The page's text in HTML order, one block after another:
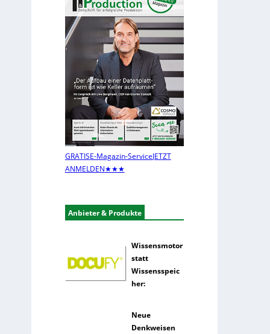
K
o
s
t
e
n
t
e
r
i
n
d
e
r
L
o
g
i
s
t
e
u
t
c
h
e
U
n
t
e
n
e
e
t
GRATISE-Magazin-ServiceJETZT
ANMELDEN★★★
Anbieter & Produkte
Wissensmotor
statt
Wissensspeic
her:
Neue
Denkweisen